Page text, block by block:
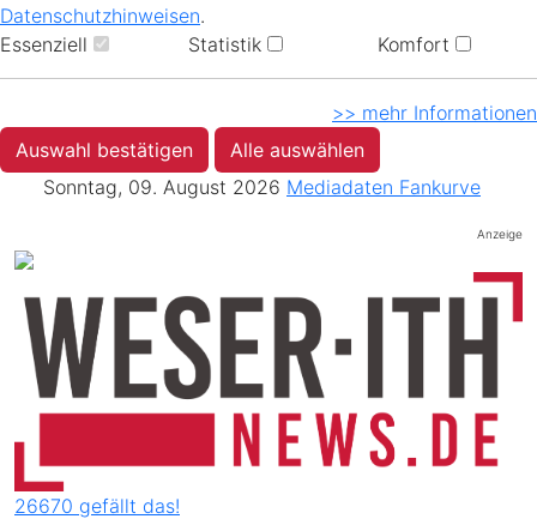
Datenschutzhinweisen.
Essenziell
Statistik Komfort
>> mehr Informationen
Auswahl bestätigen
Alle auswählen
Sonntag, 09. August 2026 Mediadaten Fankurve
Anzeige
26670 gefällt das!